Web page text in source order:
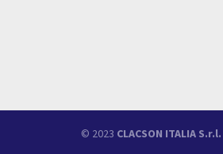
© 2023 CLACSON ITALIA S.r.l.